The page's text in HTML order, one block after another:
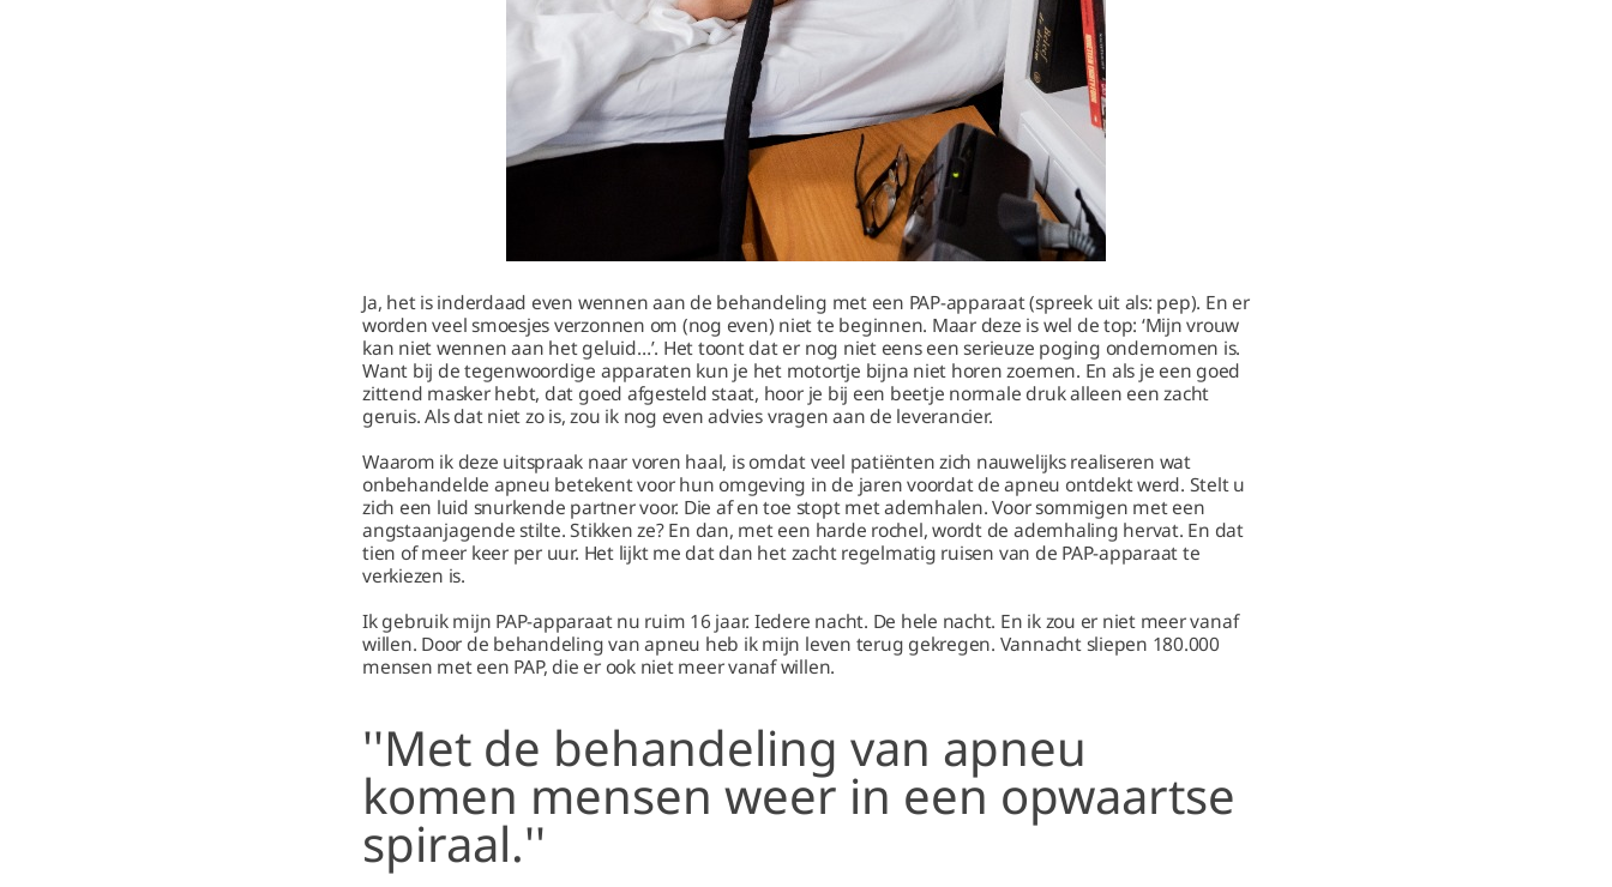
Ja, het is inderdaad even wennen aan de behandeling met een PAP-apparaat (spreek uit als: pep). En er
worden veel smoesjes verzonnen om (nog even) niet te beginnen. Maar deze is wel de top: ‘Mijn vrouw
kan niet wennen aan het geluid…’. Het toont dat er nog niet eens een serieuze poging ondernomen is.
Want bij de tegenwoordige apparaten kun je het motortje bijna niet horen zoemen. En als je een goed
zittend masker hebt, dat goed afgesteld staat, hoor je bij een beetje normale druk alleen een zacht
geruis. Als dat niet zo is, zou ik nog even advies vragen aan de leverancier.
Waarom ik deze uitspraak naar voren haal, is omdat veel patiënten zich nauwelijks realiseren wat
onbehandelde apneu betekent voor hun omgeving in de jaren voordat de apneu ontdekt werd. Stelt u
zich een luid snurkende partner voor. Die af en toe stopt met ademhalen. Voor sommigen met een
angstaanjagende stilte. Stikken ze? En dan, met een harde rochel, wordt de ademhaling hervat. En dat
tien of meer keer per uur. Het lijkt me dat dan het zacht regelmatig ruisen van de PAP-apparaat te
verkiezen is.
Ik gebruik mijn PAP-apparaat nu ruim 16 jaar. Iedere nacht. De hele nacht. En ik zou er niet meer vanaf
willen. Door de behandeling van apneu heb ik mijn leven terug gekregen. Vannacht sliepen 180.000
mensen met een PAP, die er ook niet meer vanaf willen.
''Met de behandeling van apneu
komen mensen weer in een opwaartse
spiraal.''